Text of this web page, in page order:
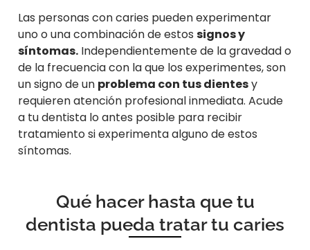
Las personas con caries pueden experimentar
uno o una combinación de estos signos y
síntomas. Independientemente de la gravedad o
de la frecuencia con la que los experimentes, son
un signo de un problema con tus dientesy
requieren atención profesional inmediata. Acude
a tu dentista lo antes posible para recibir
tratamiento si experimenta alguno de estos
síntomas.
Qué hacer hasta que tu
dentista pueda tratar tu caries